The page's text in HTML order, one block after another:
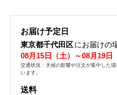
お届け予定日
東京都千代田区にお届けの
08月15日（土）～08月19日
交通状況・天候の影響や注文が集中した
います。
送料